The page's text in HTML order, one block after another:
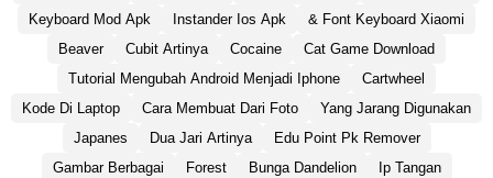
Keyboard Mod Apk
Instander Ios Apk
& Font Keyboard Xiaomi
Beaver
Cubit Artinya Cocaine
Cat Game Download
Tutorial Mengubah Android Menjadi Iphone
Cartwheel
Kode Di Laptop
Cara Membuat Dari Foto
Yang Jarang Digunakan
Japanes
Dua Jari Artinya
Edu Point Pk Remover
Gambar Berbagai
Forest Bunga Dandelion
Ip Tangan